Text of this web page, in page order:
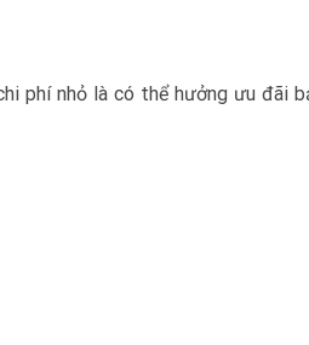
phí nhỏ là có thể hưởng ưu đãi